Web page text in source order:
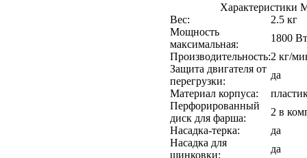
Характеристики
Вес:
2.5 кг
Мощность
максимальная:
1800 Вт
Производительность:2 кг/
Защита двигателя от
перегрузки:
да
Материал корпуса:
Перфорированный
диск для фарша:
2 в
Насадка-терка:
да
Насадка для
шинковки:
да